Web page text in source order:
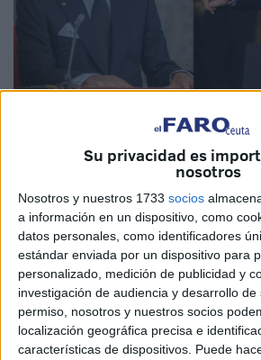
Su privacidad es
nosotros
Nosotros y nuestros 1733 socios
a información en un dispositivo, como
datos personales, como identificadores
estándar enviada por un dispositivo para
personalizado, medición de publicidad y
investigación de audiencia y desarrollo de
permiso, nosotros y nuestros socios
localización geográfica precisa e
características de dispositivos. Puede
“Temor enCeuta y Melillaa una
Marruecos con apoyo de Trump”. Ese
el diario El Español el pasado
consecuencias, pero no porque en las
hermanas exista esa sensación
‘repicado’ que han hecho otros
sobre ese artículo hasta generar un